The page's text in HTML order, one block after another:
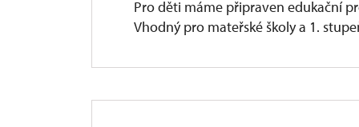
Pro děti máme připraven edukační
Vhodný pro mateřské školy a 1.
vyzkoušejí prolézačku s havířskou